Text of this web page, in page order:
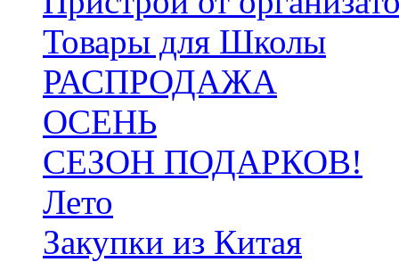
Товары для Школы
РАСПРОДАЖА
ОСЕНЬ
СЕЗОН ПОДАРКОВ!
Лето
Закупки из Китая